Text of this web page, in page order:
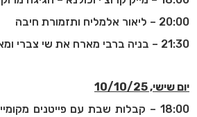
20:00 – ליאור אלמליח ותזמורת חיבה
21:30 – בניה ברבי מארח את שי צברי ומארק אליהו
יום שישי, 10/10/25
18:00 – קבלות שבת עם פייטנים